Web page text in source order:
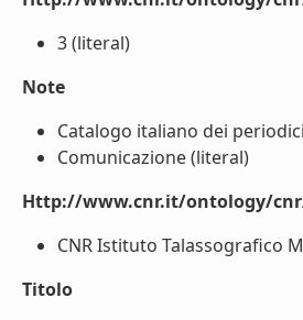
3 (literal)
Note
Catalogo italiano dei
Comunicazione (literal)
Http://www.cnr.it/ontology/
CNR Istituto Talassografico
Titolo